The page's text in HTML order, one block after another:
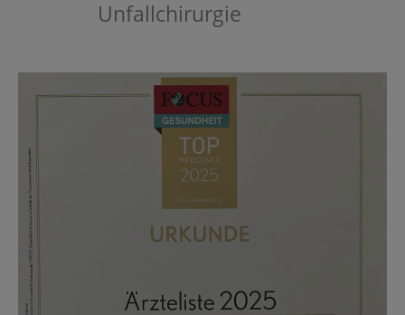
Unfallchirurgie